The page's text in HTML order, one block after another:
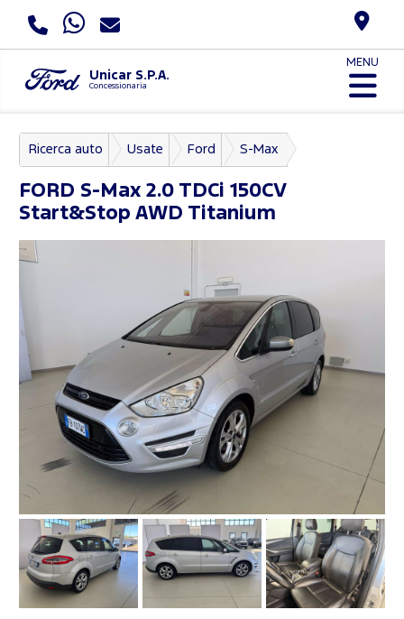
Unicar S.P.A.
Concessionaria
MENU
Ricerca auto Usate Ford S-Max
FORD S-Max 2.0 TDCi 150CV
Start&Stop AWD Titanium